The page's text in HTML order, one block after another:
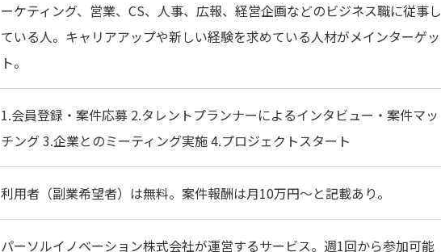
ーケティング、営業、CS、人事、広報、経営企画などのビジネス職に従事し
ている人。キャリアアップや新しい経験を求めている人材がメインターゲッ
ト。
1.会員登録・案件応募 2.タレントプランナーによるインタビュー・案件マッ
チング 3.企業とのミーティング実施 4.プロジェクトスタート
利用者（副業希望者）は無料。案件報酬は月10万円〜と記載あり。
パーソルイノベーション株式会社が運営するサービス。週1回から参加可能